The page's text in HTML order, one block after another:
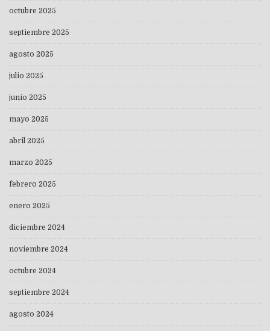
octubre 2025
septiembre 2025
agosto 2025
julio 2025
junio 2025
mayo 2025
abril 2025
marzo 2025
febrero 2025
enero 2025
diciembre 2024
noviembre 2024
octubre 2024
septiembre 2024
agosto 2024